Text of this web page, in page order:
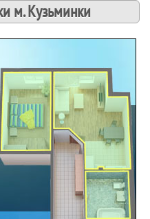
м. Кузьминки